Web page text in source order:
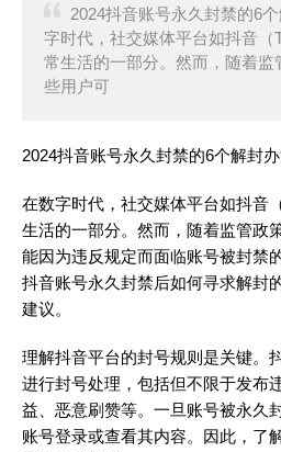
2024抖音账号永久封禁的6
字时代，社交媒体平台如抖音（
常生活的一部分。然而，随着监
些用户可
2024抖音账号永久封禁的6个解封
在数字时代，社交媒体平台如抖音
生活的一部分。然而，随着监管政
能因为违反规定而面临账号被封禁
抖音账号永久封禁后如何寻求解封
建议。
理解抖音平台的封号规则是关键。
进行封号处理，包括但不限于发布
益、恶意刷赞等。一旦账号被永久
账号登录或查看其内容。因此，了